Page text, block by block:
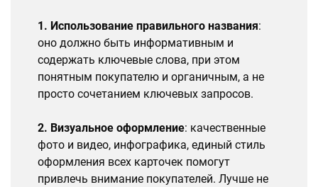
1. Использование правильного названия:
оно должно быть информативным и
содержать ключевые слова, при этом
понятным покупателю и органичным, а не
просто сочетанием ключевых запросов.
2. Визуальное оформление: качественные
фото и видео, инфографика, единый стиль
оформления всех карточек помогут
привлечь внимание покупателей. Лучше не